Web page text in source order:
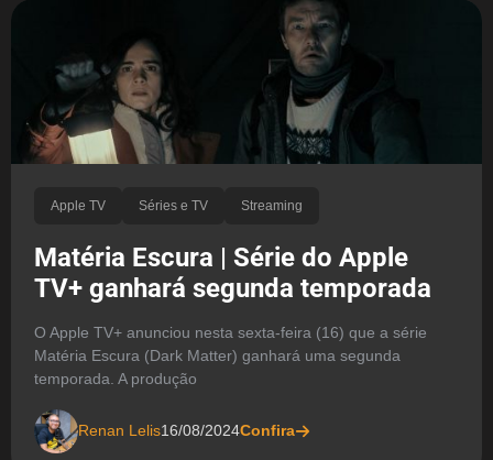
Apple TV Séries e TV Streaming
Matéria Escura | Série do Apple
TV+ ganhará segunda temporada
O Apple TV+ anunciou nesta sexta-feira (16) que a série
Matéria Escura (Dark Matter) ganhará uma segunda
temporada. A produção
Renan Lelis16/08/2024Confira